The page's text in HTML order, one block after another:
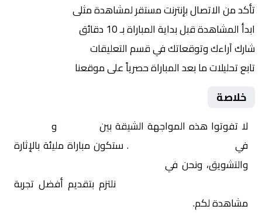
تأكد من الاتصال بإنترنت مستقر لمشاهدة مثلى
ابدأ المشاهدة قبل بداية المباراة بـ 10 دقائق
شارك آراءك وتوقعاتك في قسم التعليقات
تابع تحليلات ما بعد المباراة حصرياً على موقعنا
خلاصة
لا تفوتوا هذه المواجهة الشيقة بين و
في
. ستكون مباراة مليئة بالإثارة
والتشويق، ونحن في
نلتزم بتقديم أفضل تجربة
مشاهدة لكم.